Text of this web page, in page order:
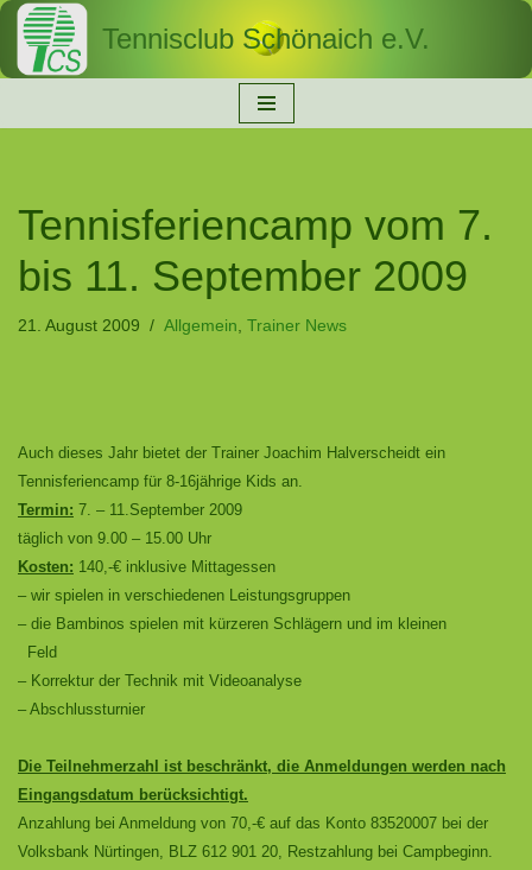
Zum
Tennisclub Schönaich e.V.
Tennisferiencamp vom 7.
bis 11. September 2009
21. August 2009 Allgemein, Trainer News
Auch dieses Jahr bietet der Trainer Joachim Halverscheidt ein
Tennisferiencamp für 8-16jährige Kids an.
Termin: 7. – 11.September 2009
täglich von 9.00 – 15.00 Uhr
Kosten: 140,-€ inklusive Mittagessen
– wir spielen in verschiedenen Leistungsgruppen
– die Bambinos spielen mit kürzeren Schlägern und im kleinen
Feld
– Korrektur der Technik mit Videoanalyse
– Abschlussturnier
Die Teilnehmerzahl ist beschränkt, die Anmeldungen werden nach
Eingangsdatum berücksichtigt.
Anzahlung bei Anmeldung von 70,-€ auf das Konto 83520007 bei der
Volksbank Nürtingen, BLZ 612 901 20, Restzahlung bei Campbeginn.